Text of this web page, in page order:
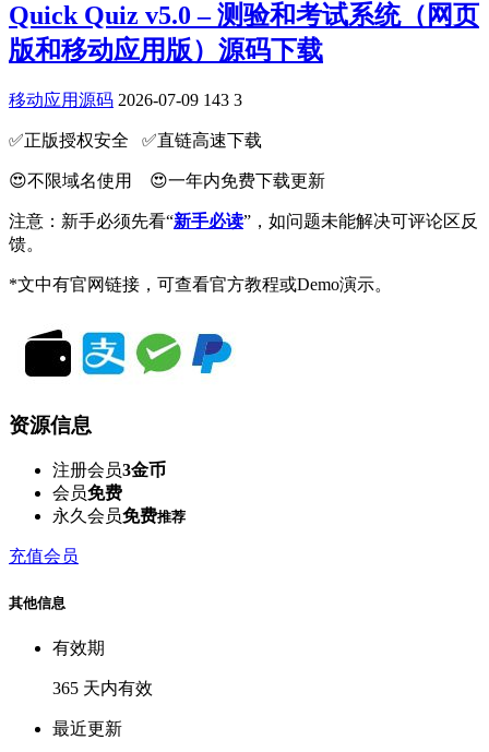
Quick Quiz v5.0 – 测验和考试系统（网页
版和移动应用版）源码下载
移动应用源码 2026-07-09 143 3
✅️正版授权安全 ✅️直链高速下载
😍不限域名使用 😍一年内免费下载更新
注意：新手必须先看“新手必读”，如问题未能解决可评论区反
馈。
*文中有官网链接，可查看官方教程或Demo演示。
资源信息
注册会员3金币
会员免费
永久会员免费推荐
充值会员
其他信息
有效期
365 天内有效
最近更新